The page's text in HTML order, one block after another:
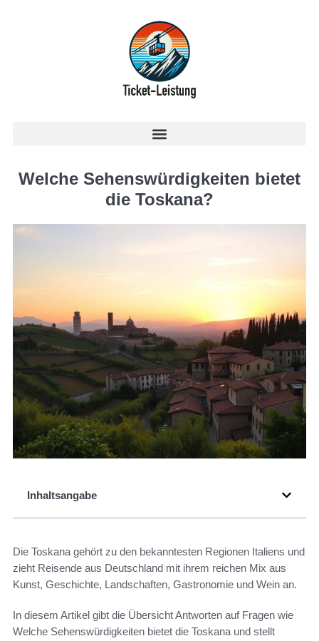
Welche Sehenswürdigkeiten bietet
die Toskana?
Inhaltsangabe
Die Toskana gehört zu den bekanntesten Regionen Italiens und
zieht Reisende aus Deutschland mit ihrem reichen Mix aus
Kunst, Geschichte, Landschaften, Gastronomie und Wein an.
In diesem Artikel gibt die Übersicht Antworten auf Fragen wie
Welche Sehenswürdigkeiten bietet die Toskana und stellt